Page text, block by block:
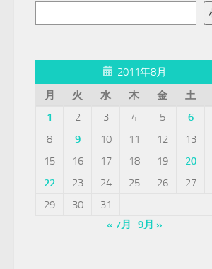
2011年8月
月
火 水 木 金 土
1
2 3 4 5 6
8
9 10 11 12 13
15
16 17 18 19 20
22
23 24 25 26 27
29
30
31
« 7月
9月 »